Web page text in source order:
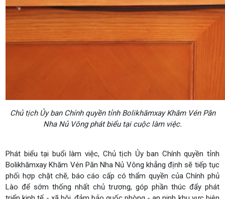
Chủ tịch Ủy ban Chính quyền tỉnh Bolikhămxay Khăm Vén Păn
Nha Nủ Vông phát biểu tại cuộc làm việc.
Phát biểu tại buổi làm việc, Chủ tịch Ủy ban Chính quyền tỉnh
Bolikhămxay Khăm Vén Păn Nha Nủ Vông khẳng định sẽ tiếp tục
phối hợp chặt chẽ, báo cáo cấp có thẩm quyền của Chính phủ
Lào để sớm thống nhất chủ trương, góp phần thúc đẩy phát